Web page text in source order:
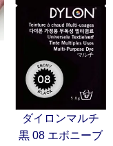
ダイロンマルチ
黒 08 エボニーブ